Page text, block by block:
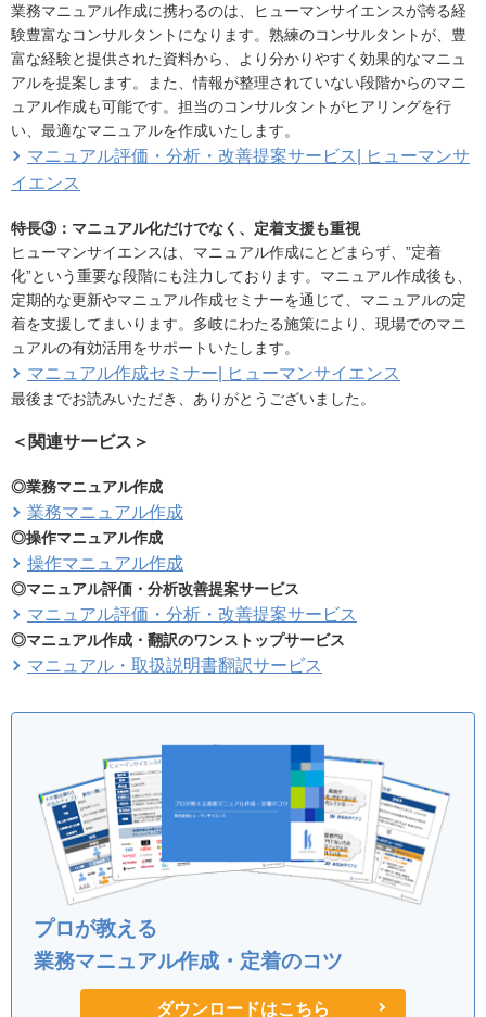
業務マニュアル作成に携わるのは、ヒューマンサイエンスが誇る経
験豊富なコンサルタントになります。熟練のコンサルタントが、豊
富な経験と提供された資料から、より分かりやすく効果的なマニュ
アルを提案します。また、情報が整理されていない段階からのマニ
ュアル作成も可能です。担当のコンサルタントがヒアリングを行
い、最適なマニュアルを作成いたします。
マニュアル評価・分析・改善提案サービス| ヒューマンサ
イエンス
特長③：マニュアル化だけでなく、定着支援も重視
ヒューマンサイエンスは、マニュアル作成にとどまらず、”定着
化”という重要な段階にも注力しております。マニュアル作成後も、
定期的な更新やマニュアル作成セミナーを通じて、マニュアルの定
着を支援してまいります。多岐にわたる施策により、現場でのマニ
ュアルの有効活用をサポートいたします。
マニュアル作成セミナー| ヒューマンサイエンス
最後までお読みいただき、ありがとうございました。
＜関連サービス＞
◎業務マニュアル作成
業務マニュアル作成
◎操作マニュアル作成
操作マニュアル作成
◎マニュアル評価・分析改善提案サービス
マニュアル評価・分析・改善提案サービス
◎マニュアル作成・翻訳のワンストップサービス
マニュアル・取扱説明書翻訳サービス
プロが教える
業務マニュアル作成・定着のコツ
ダウンロードはこちら